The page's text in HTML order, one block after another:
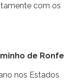
com os
de Ronfe
nos Estados